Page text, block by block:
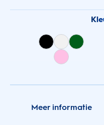
Meer informatie